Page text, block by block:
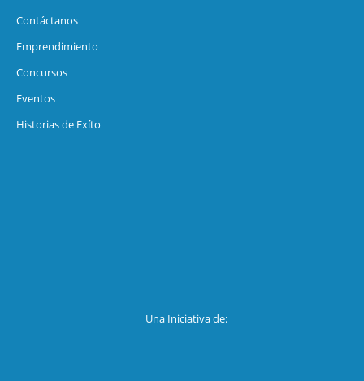
Contáctanos
Emprendimiento
Concursos
Eventos
Historias de Exíto
Una Iniciativa de: